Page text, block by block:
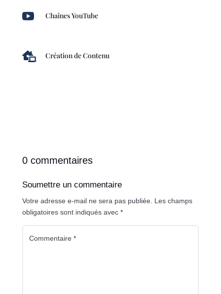
 Chaînes YouTube
 Création de Contenu
0 commentaires
Soumettre un commentaire
Votre adresse e-mail ne sera pas publiée. Les champs
obligatoires sont indiqués avec *